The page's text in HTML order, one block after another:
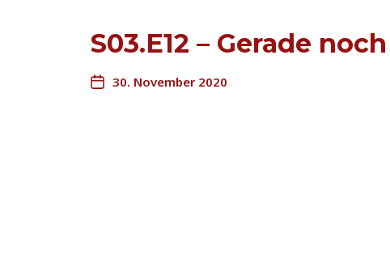
S03.E12 – Gerade
30. November 2020